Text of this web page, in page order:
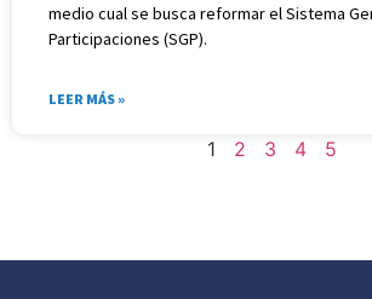
medio cual se busca reformar el Sistema
Participaciones (SGP).
LEER MÁS »
1 2 3 4 5